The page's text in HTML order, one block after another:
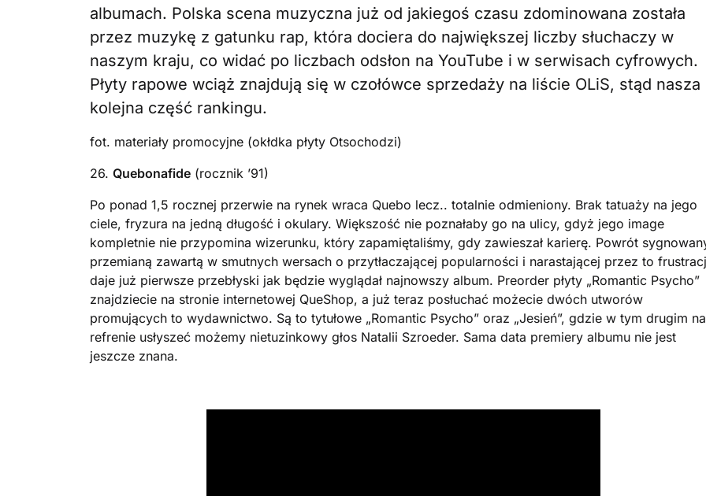
albumach. Polska scena muzyczna już od jakiegoś czasu zdominowana została
przez muzykę z gatunku rap, która dociera do największej liczby słuchaczy w
naszym kraju, co widać po liczbach odsłon na YouTube i w serwisach cyfrowych.
Płyty rapowe wciąż znajdują się w czołówce sprzedaży na liście OLiS, stąd nasza
kolejna część rankingu.
fot. materiały promocyjne (okłdka płyty Otsochodzi)
26. Quebonafide (rocznik ’91)
Po ponad 1,5 rocznej przerwie na rynek wraca Quebo lecz.. totalnie odmieniony. Brak tatuaży na jego
ciele, fryzura na jedną długość i okulary. Większość nie poznałaby go na ulicy, gdyż jego image
kompletnie nie przypomina wizerunku, który zapamiętaliśmy, gdy zawieszał karierę. Powrót
przemianą zawartą w smutnych wersach o przytłaczającej popularności i narastającej przez to
daje już pierwsze przebłyski jak będzie wyglądał najnowszy album. Preorder płyty „Romantic Psycho”
znajdziecie na stronie internetowej QueShop, a już teraz posłuchać możecie dwóch utworów
promujących to wydawnictwo. Są to tytułowe „Romantic Psycho” oraz „Jesień”, gdzie w tym drugim na
refrenie usłyszeć możemy nietuzinkowy głos Natalii Szroeder. Sama data premiery albumu nie jest
jeszcze znana.